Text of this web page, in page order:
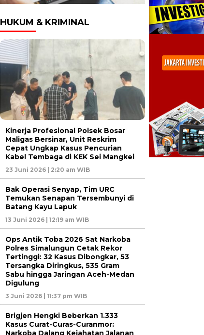
HUKUM & KRIMINAL
Kinerja Profesional Polsek Bosar
Maligas Bersinar, Unit Reskrim
Cepat Ungkap Kasus Pencurian
Kabel Tembaga di KEK Sei Mangkei
23 Juni 2026 | 2:20 am WIB
Bak Operasi Senyap, Tim URC
Temukan Senapan Tersembunyi di
Batang Kayu Lapuk
13 Juni 2026 | 12:19 am WIB
Ops Antik Toba 2026 Sat Narkoba
Polres Simalungun Cetak Rekor
Tertinggi: 32 Kasus Dibongkar, 53
Tersangka Diringkus, 535 Gram
Sabu hingga Jaringan Aceh-Medan
Digulung
3 Juni 2026 | 11:37 pm WIB
Brigjen Hengki Beberkan 1.333
Kasus Curat-Curas-Curanmor:
Narkoba Dalang Kejahatan Jalanan